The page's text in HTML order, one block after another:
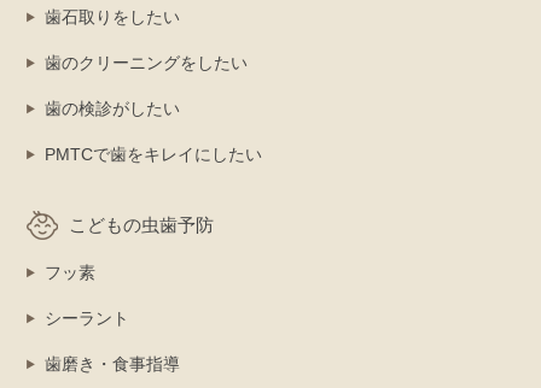
歯石取りをしたい
歯のクリーニングをしたい
歯の検診がしたい
PMTCで歯をキレイにしたい
こどもの虫歯予防
フッ素
シーラント
歯磨き・食事指導